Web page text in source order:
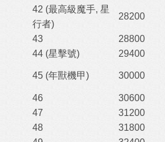
42 (最高級魔手, 星
行者)
28200
43 28800
44 (星擊號)
29400
45 (年獸機甲) 30000
46
30600
47
31200
48
31800